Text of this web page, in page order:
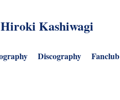
Hiroki Kashiwagi
Discography Fanclub